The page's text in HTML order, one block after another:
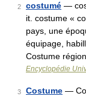
2 costumé —
it. costume «
pays, une
équipage,
Costume
Encyclopédie
3 Costume —